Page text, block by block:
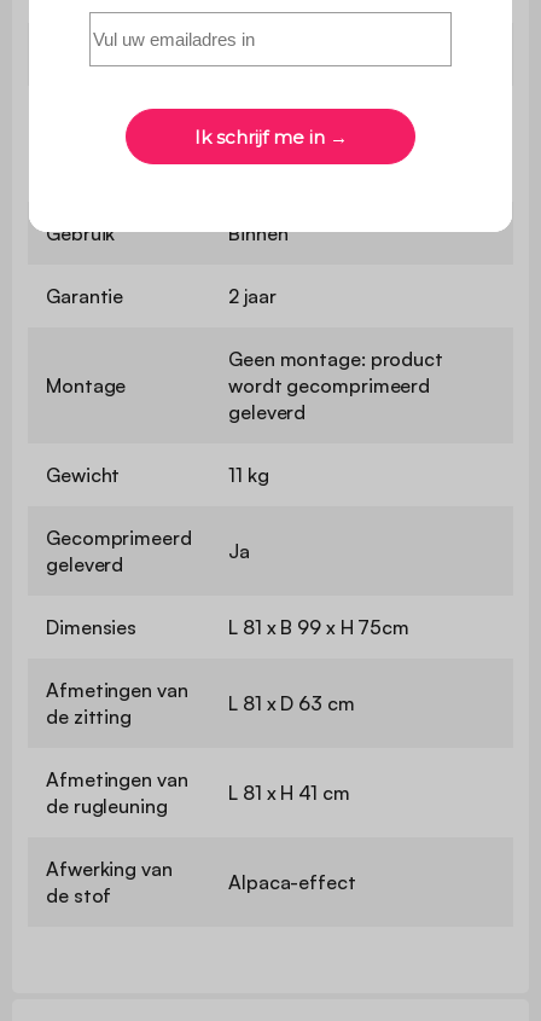
Slaapbank Nee
Maximaal
ondersteund
110 kg
Gebruik Binnen
Garantie 2 jaar
Montage
Geen montage: product
wordt gecomprimeerd
geleverd
Gewicht 11 kg
Gecomprimeerd
geleverd
Ja
Dimensies L 81 x B 99 x H 75cm
Afmetingen van
de zitting
L 81 x D 63 cm
Afmetingen van
de rugleuning
L 81 x H 41 cm
Afwerking van
de stof
Alpaca-effect